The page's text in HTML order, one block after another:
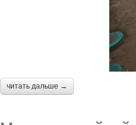
читать дальше →